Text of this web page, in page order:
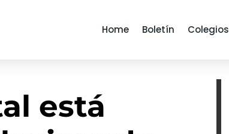
Home Boletín Colegios
está